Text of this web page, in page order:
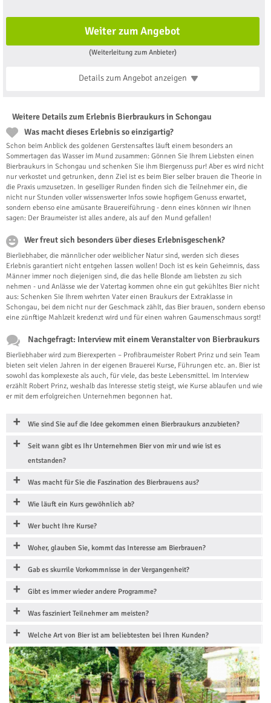
Weiter zum Angebot
(Weiterleitung zum Anbieter)
Details zum Angebotanzeigen
Weitere Details zum Erlebnis Bierbraukurs in Schongau
Was macht dieses Erlebnis so einzigartig?
Schon beim Anblick des goldenen Gerstensaftes läuft einem besonders an
Sommertagen das Wasser im Mund zusammen: Gönnen Sie Ihrem Liebsten einen
Bierbraukurs in Schongau und schenken Sie ihm Biergenuss pur! Aber es wird nicht
nur verkostet und getrunken, denn Ziel ist es beim Bier selber brauen die Theorie in
die Praxis umzusetzen. In geselliger Runden finden sich die Teilnehmer ein, die
nicht nur Stunden voller wissenswerter Infos sowie hopfigem Genuss erwartet,
sondern ebenso eine amüsante Brauereiführung - denn eines können wir Ihnen
sagen: Der Braumeister ist alles andere, als auf den Mund gefallen!
Wer freut sich besonders über dieses Erlebnisgeschenk?
Bierliebhaber, die männlicher oder weiblicher Natur sind, werden sich dieses
Erlebnis garantiert nicht entgehen lassen wollen! Doch ist es kein Geheimnis, dass
Männer immer noch diejenigen sind, die das helle Blonde am liebsten zu sich
nehmen - und Anlässe wie der Vatertag kommen ohne ein gut gekühltes Bier nicht
aus: Schenken Sie Ihrem wehrten Vater einen Braukurs der Extraklasse in
Schongau, bei dem nicht nur der Geschmack zählt, das Bier brauen, sondern ebenso
eine zünftige Mahlzeit kredenzt wird und für einen wahren Gaumenschmaus sorgt!
Nachgefragt: Interview mit einem Veranstalter von Bierbraukurs
Bierliebhaber wird zum Bierexperten – Profibraumeister Robert Prinz und sein Team
bieten seit vielen Jahren in der eigenen Brauerei Kurse, Führungen etc. an. Bier ist
sowohl das komplexeste als auch, für viele, das beste Lebensmittel. Im Interview
erzählt Robert Prinz, weshalb das Interesse stetig steigt, wie Kurse ablaufen und wie
er mit dem erfolgreichen Unternehmen begonnen hat.
Wie sind Sie auf die Idee gekommen einen Bierbraukurs anzubieten?
Seit wann gibt es Ihr Unternehmen Bier von mir und wie ist es
entstanden?
Was macht für Sie die Faszination des Bierbrauens aus?
Wie läuft ein Kurs gewöhnlich ab?
Wer bucht Ihre Kurse?
Woher, glauben Sie, kommt das Interesse am Bierbrauen?
Gab es skurrile Vorkommnisse in der Vergangenheit?
Gibt es immer wieder andere Programme?
Was fasziniert Teilnehmer am meisten?
Welche Art von Bier ist am beliebtesten bei Ihren Kunden?